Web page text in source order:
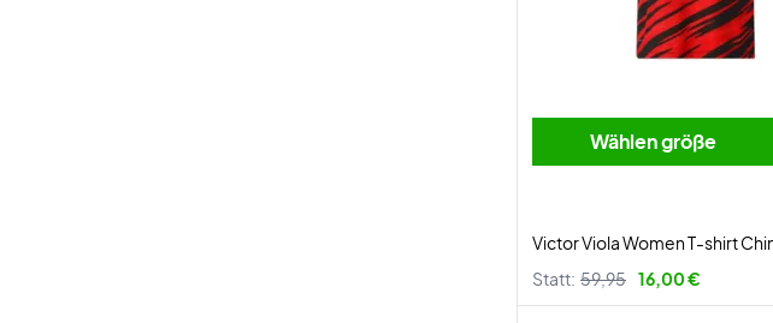
Wählen größe
Victor Viola Women T-shirt
Statt: 59,95 16,00 €